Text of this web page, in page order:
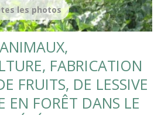
FABRICATION
FRUITS, DE LESSIVE
EN FORÊT DANS LE
les photos